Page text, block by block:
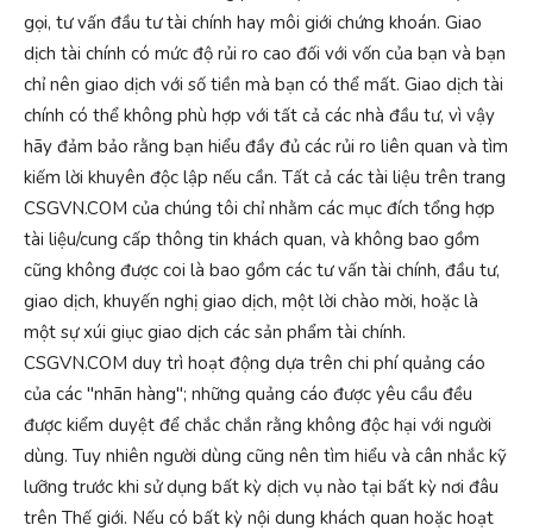
gọi, tư vấn đầu tư tài chính hay môi giới chứng khoán. Giao
dịch tài chính có mức độ rủi ro cao đối với vốn của bạn và bạn
chỉ nên giao dịch với số tiền mà bạn có thể mất. Giao dịch tài
chính có thể không phù hợp với tất cả các nhà đầu tư, vì vậy
hãy đảm bảo rằng bạn hiểu đầy đủ các rủi ro liên quan và tìm
kiếm lời khuyên độc lập nếu cần. Tất cả các tài liệu trên trang
CSGVN.COM của chúng tôi chỉ nhằm các mục đích tổng hợp
tài liệu/cung cấp thông tin khách quan, và không bao gồm
cũng không được coi là bao gồm các tư vấn tài chính, đầu tư,
giao dịch, khuyến nghị giao dịch, một lời chào mời, hoặc là
một sự xúi giục giao dịch các sản phẩm tài chính.
CSGVN.COM duy trì hoạt động dựa trên chi phí quảng cáo
của các "nhãn hàng"; những quảng cáo được yêu cầu đều
được kiểm duyệt để chắc chắn rằng không độc hại với người
dùng. Tuy nhiên người dùng cũng nên tìm hiểu và cân nhắc kỹ
lưỡng trước khi sử dụng bất kỳ dịch vụ nào tại bất kỳ nơi đâu
trên Thế giới. Nếu có bất kỳ nội dung khách quan hoặc hoạt